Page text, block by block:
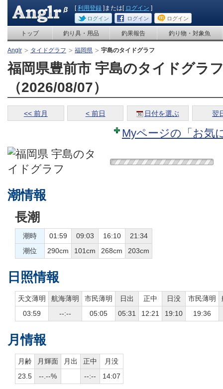
[利用登録 ]または[ ログイン ]
ログイン ログイン ログイン
トップ 釣り具・用品 釣果報告 釣り物・対象魚
Anglr タイドグラフ 福岡県 宇島のタイドグラフ
福岡県豊前市 宇島のタイドグラ
（2026/08/07）
<< 前月 < 前日 日付を選ぶ 翌
Myページの「お気
潮情報
長潮
潮時 01:59 09:03 16:10
21:34
潮位
290cm 101cm 268cm 203cm
日照情報
天文薄明 航海薄明 市民薄明 日出 正中 日没 市民薄明
03:59
--:-- 05:05 05:31 12:21 19:10 19:36
月情報
月齢 月輝面 月出 正中
月没
23.5
--.--% --:-- 14:07